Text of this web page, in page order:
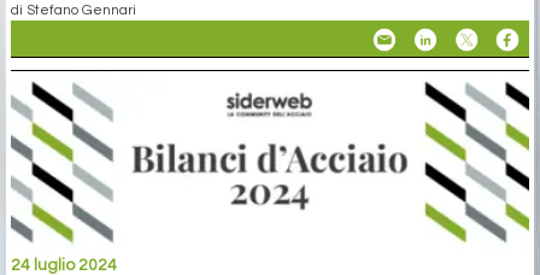
di Stefano Gennari
24 luglio 2024